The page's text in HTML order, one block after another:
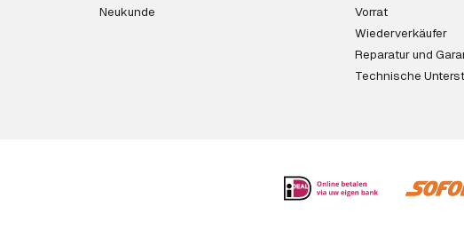
Neukunde
Vorrat
Wiederverkäufer
Reparatur und
Technische